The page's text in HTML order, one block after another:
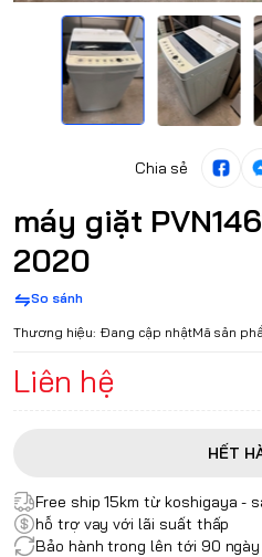
Chia sẻ
máy giặt
2020
So sánh
Thương hiệu: Đang cập nhậtMã sản
Liên hệ
HẾT
Free ship 15km từ koshigaya -
hỗ trợ vay với lãi suất thấp
Bảo hành trong lên tới 90 ngày